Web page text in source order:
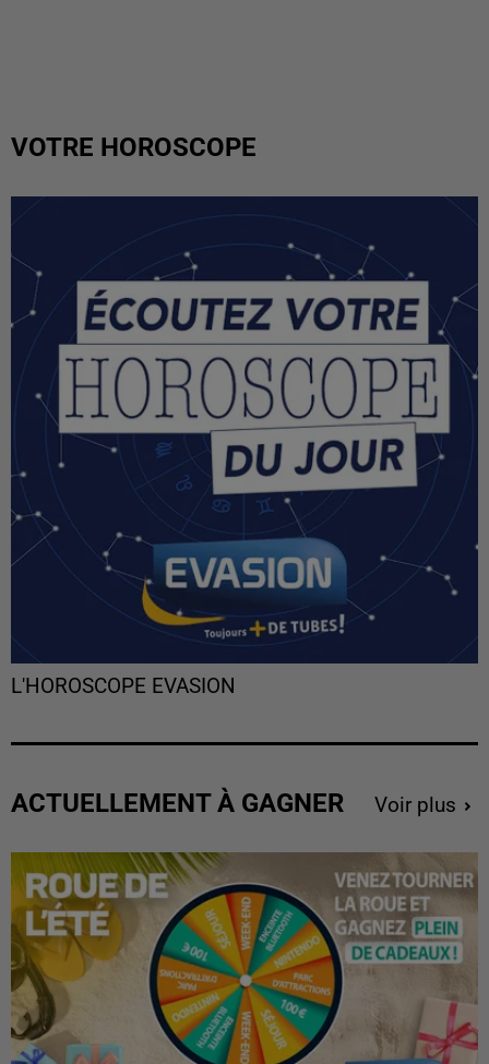
VOTRE HOROSCOPE
L'HOROSCOPE EVASION
ACTUELLEMENT À GAGNER Voir plus